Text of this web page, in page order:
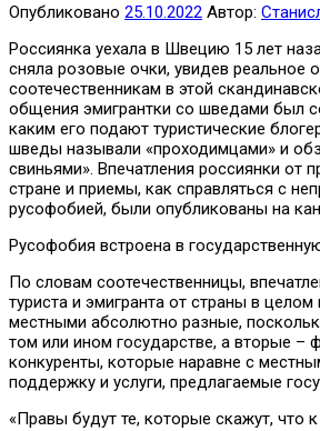
Опубликовано 25.10.2022 Автор:
Россиянка уехала в Швецию 15 лет
сняла розовые очки, увидев реальное
соотечественникам в этой
общения эмигрантки со шведами был
каким его подают туристические
шведы называли «проходимцами» и
свиньями». Впечатления россиянки от
стране и приемы, как справляться с
русофобией, были опубликованы на
Русофобия встроена в
По словам соотечественницы,
туриста и эмигранта от страны в
местными абсолютно разные,
том или ином государстве, а вторые –
конкуренты, которые наравне с
поддержку и услуги, предлагаемые
«Правы будут те, которые скажут, что